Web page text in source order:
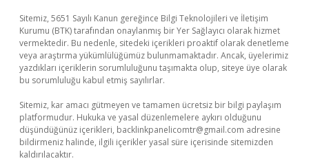
Sitemiz, 5651 Sayılı Kanun gereğince Bilgi Teknolojileri ve İletişim
Kurumu (BTK) tarafından onaylanmış bir Yer Sağlayıcı olarak hizmet
vermektedir. Bu nedenle, sitedeki içerikleri proaktif olarak denetleme
veya araştırma yükümlülüğümüz bulunmamaktadır. Ancak, üyelerimiz
yazdıkları içeriklerin sorumluluğunu taşımakta olup, siteye üye olarak
bu sorumluluğu kabul etmiş sayılırlar.
Sitemiz, kar amacı gütmeyen ve tamamen ücretsiz bir bilgi paylaşım
platformudur. Hukuka ve yasal düzenlemelere aykırı olduğunu
düşündüğünüz içerikleri, backlinkpanelicomtr@gmail.com adresine
bildirmeniz halinde, ilgili içerikler yasal süre içerisinde sitemizden
kaldırılacaktır.